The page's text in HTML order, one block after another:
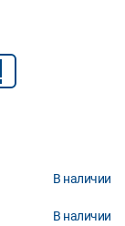
В наличии
В наличии